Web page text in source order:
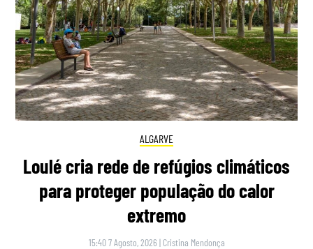
ALGARVE
Loulé cria rede de refúgios climáticos
para proteger população do calor
extremo
15:40 7 Agosto, 2026 | Cristina Mendonça